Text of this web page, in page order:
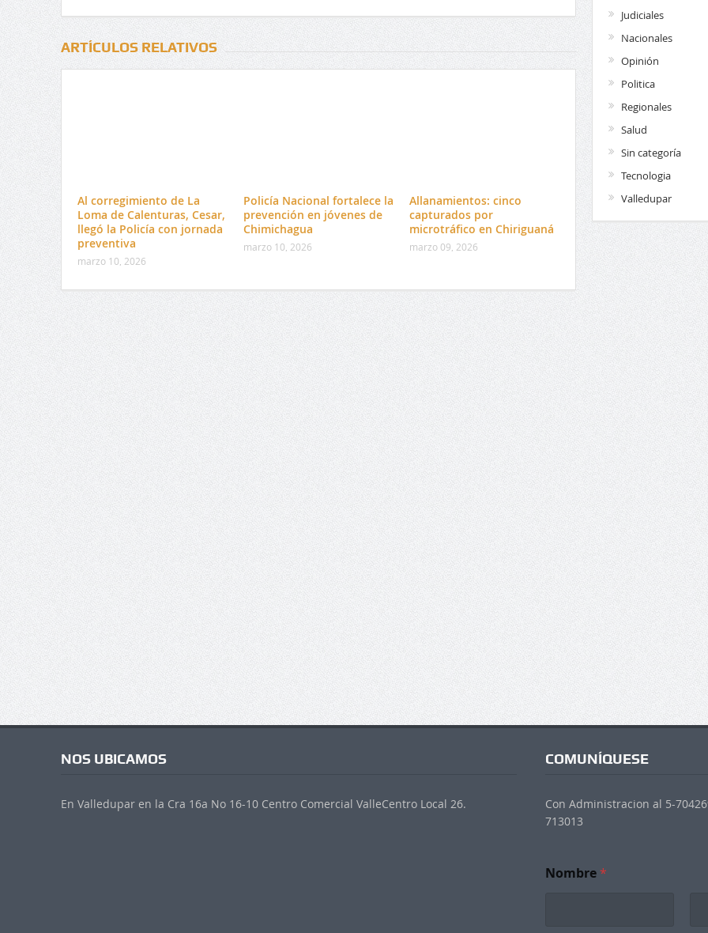
ARTÍCULOS RELATIVOS
Al corregimiento de La
Loma de Calenturas, Cesar,
llegó la Policía con jornada
preventiva
marzo 10, 2026
Policía Nacional fortalece la
prevención en jóvenes de
Chimichagua
marzo 10, 2026
Allanamientos: cinco
capturados por
microtráfico en Chiriguaná
marzo 09, 2026
Judiciales
Nacionales
Opinión
Politica
Regionales
Salud
Sin categoría
Tecnologia
Valledupar
NOS UBICAMOS
En Valledupar en la Cra 16a No 16-10 Centro Comercial ValleCentro Local 26.
COMUNÍQUESE
Con Administracion al 5-
713013
e
Nombre*